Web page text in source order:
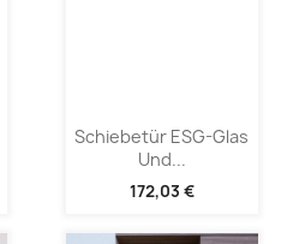
Schiebetür ESG-Glas
Und...
172,03 €